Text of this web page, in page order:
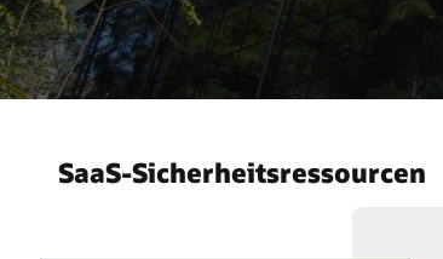
SaaS-Sicherheitsressourcen